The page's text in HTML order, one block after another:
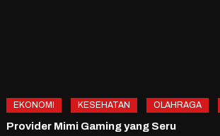
EKONOMI KESEHATAN OLAHRAGA
Provider Mimi Gaming yang Seru